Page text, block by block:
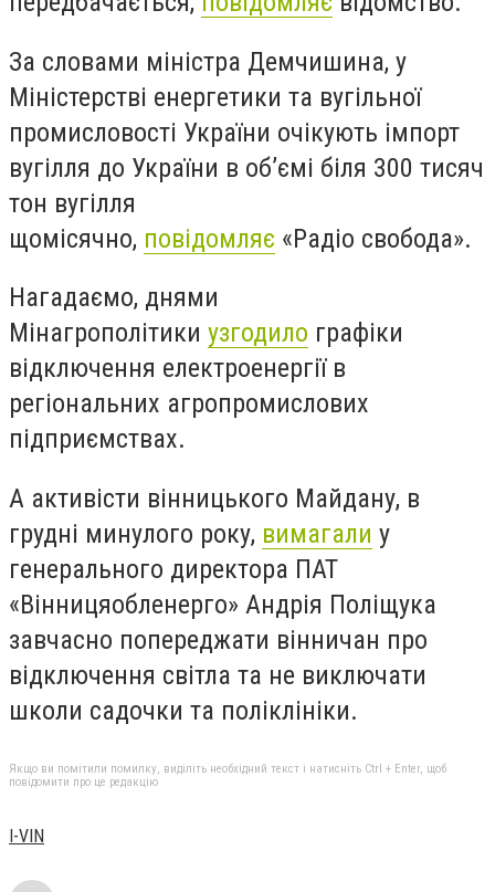
За словами міністра Демчишина, у
Міністерстві енергетики та вугільної
промисловості України очікують імпорт
вугілля до України в об’ємі біля 300 тисяч
тон вугілля
щомісячно, повідомляє «Радіо свобода».
Нагадаємо, днями
Мінагрополітики узгодило графіки
відключення електроенергії в
регіональних агропромислових
підприємствах.
А активісти вінницького Майдану, в
грудні минулого року, вимагали у
генерального директора ПАТ
«Вінницяобленерго» Андрія Поліщука
завчасно попереджати вінничан про
відключення світла та не виключати
школи садочки та поліклініки.
Якщо ви помітили помилку, виділіть необхідний текст і натисніть Ctrl + Enter, щоб
повідомити про це редакцію
I-VIN